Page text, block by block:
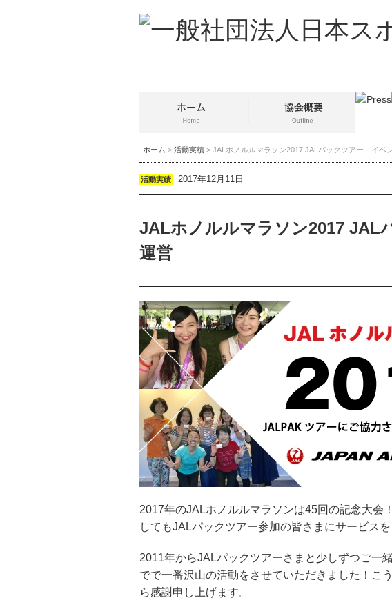
ホーム > 活動実績 > JALホノルルマラソン2017 JALパックツアー イベ
活動実績 2017年12月11日
JALホノルルマラソン2017 JAL
運営
2017年のJALホノルルマラソンは45回の記念大会
してもJALパックツアー参加の皆さまにサービス
2011年からJALパックツアーさまと少しずつご一
でで一番沢山の活動をさせていただきました！こ
ら感謝申し上げます。